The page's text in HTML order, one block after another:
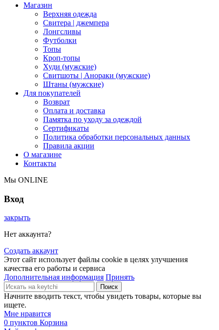
Магазин
Верхняя одежда
Свитера | джемпера
Лонгсливы
Футболки
Топы
Кроп-топы
Худи (мужские)
Свитшоты | Анораки (мужские)
Штаны (мужские)
Для покупателей
Возврат
Оплата и доставка
Памятка по уходу за одеждой
Сертификаты
Политика обработки персональных данных
Правила акции
О магазине
Контакты
Мы ONLINE
Вход
закрыть
Нет аккаунта?
Создать аккаунт
Этот сайт использует файлы cookie в целях улучшения
качества его работы и сервиса
Дополнительная информация Принять
Поиск
Начните вводить текст, чтобы увидеть товары, которые вы
ищете.
Мне нравится
0 пунктов Корзина